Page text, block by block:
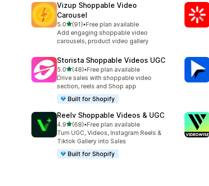
Vizup Shoppable Video
Carousel
5.0별 5개 중
(91)
총 리뷰 91개
•Free plan available
Add engaging shoppable video
carousels, product video gallery
Storista Shoppable Videos UGC
5.0별 5개 중
(48)
총 리뷰 48개
•Free plan available
Drive sales with shoppable video
section, reels and Shop app
Built for Shopify
Reelv Shoppable Videos & UGC
4.9별 5개 중
(68)
총 리뷰 68개
•Free plan available
Turn UGC, Videos, Instagram Reels &
Tiktok Gallery into Sales
Built for Shopify